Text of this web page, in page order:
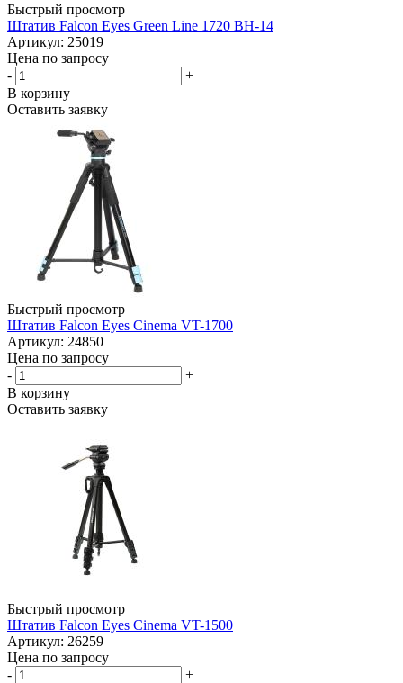
Быстрый просмотр
Штатив Falcon Eyes Green Line 1720 BH-14
Артикул: 25019
Цена по запросу
-
+
В корзину
Оставить заявку
Быстрый просмотр
Штатив Falcon Eyes Cinema VT-1700
Артикул: 24850
Цена по запросу
-
+
В корзину
Оставить заявку
Быстрый просмотр
Штатив Falcon Eyes Cinema VT-1500
Артикул: 26259
Цена по запросу
-
+